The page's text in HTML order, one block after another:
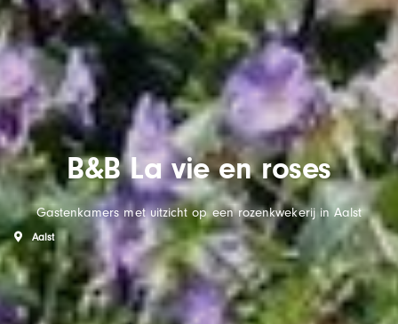
B&B La vie en roses
Gastenkamers met uitzicht op een rozenkwekerij in Aalst
Aalst